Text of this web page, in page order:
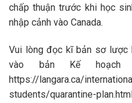
chấp thuận trước khi học
nhập cảnh vào Canada.
Vui lòng đọc kĩ bản sơ lược
vào bản Kế hoạch
https://langara.ca/
students/quarantine-